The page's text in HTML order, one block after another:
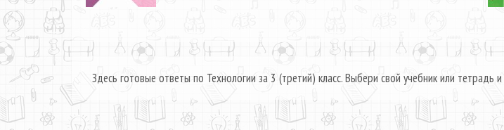
Здесь готовые ответы по Технологии за 3 (третий) класс. Выбери свой учебник или тетрадь